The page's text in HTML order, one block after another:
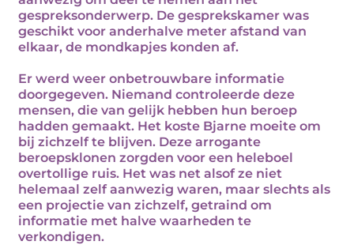
gespreksonderwerp. De gesprekskamer was
geschikt voor anderhalve meter afstand van
elkaar, de mondkapjes konden af.
Er werd weer onbetrouwbare informatie
doorgegeven. Niemand controleerde deze
mensen, die van gelijk hebben hun beroep
hadden gemaakt. Het koste Bjarne moeite om
bij zichzelf te blijven. Deze arrogante
beroepsklonen zorgden voor een heleboel
overtollige ruis. Het was net alsof ze niet
helemaal zelf aanwezig waren, maar slechts als
een projectie van zichzelf, getraind om
informatie met halve waarheden te
verkondigen.